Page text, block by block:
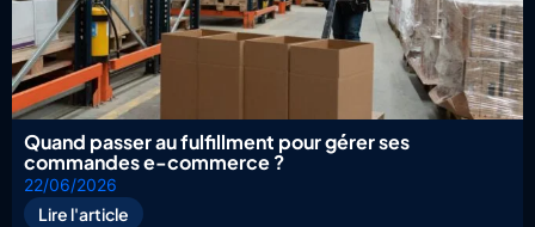
Quand passer au fulfillment pour gérer ses
commandes e-commerce ?
22/06/2026
Lire l'article